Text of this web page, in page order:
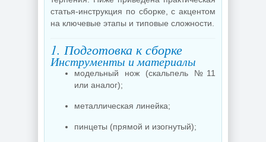
статья-инструкция по сборке, с акцентом
на ключевые этапы и типовые сложности.
1. Подготовка к сборке
Инструменты и материалы
модельный нож (скальпель №11
или аналог);
металлическая линейка;
пинцеты (прямой и изогнутый);